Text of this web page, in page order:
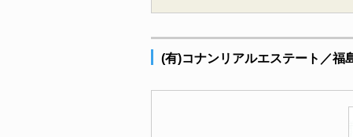
(有)コナンリアルエステート／福